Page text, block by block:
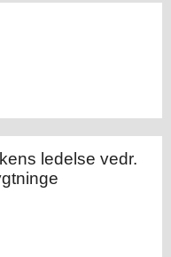
ledelse vedr.